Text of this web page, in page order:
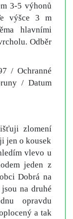
3-5 výhonů
výšce 3 m
hlavními
Odběr
/ Ochranné
/ Datum
zlomení
jen o kousek
vlevo u
jeden z
Dobrá na
na druhé
opravdu
a tak